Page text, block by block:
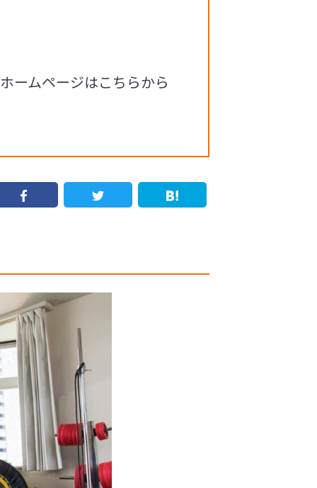
ームページはこちらから